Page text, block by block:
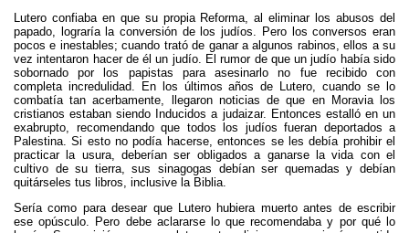
Lutero confiaba en que su propia Reforma, al eliminar los abusos del
papado, lograría la conversión de los judíos. Pero los conversos eran
pocos e inestables; cuando trató de ganar a algunos rabinos, ellos a su
vez intentaron hacer de él un judío. El rumor de que un judío había sido
sobornado por los papistas para asesinarlo no fue recibido con
completa incredulidad. En los últimos años de Lutero, cuando se lo
combatía tan acerbamente, llegaron noticias de que en Moravia los
cristianos estaban siendo Inducidos a judaizar. Entonces estalló en un
exabrupto, recomendando que todos los judíos fueran deportados a
Palestina. Si esto no podía hacerse, entonces se les debía prohibir el
practicar la usura, deberían ser obligados a ganarse la vida con el
cultivo de su tierra, sus sinagogas debían ser quemadas y debían
quitárseles tus libros, inclusive la Biblia.
Sería como para desear que Lutero hubiera muerto antes de escribir
ese opúsculo. Pero debe aclararse lo que recomendaba y por qué lo